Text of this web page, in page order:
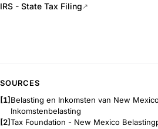
IRS - State Tax Filing ↗
SOURCES
[1] Belasting en Inkomsten van New
Inkomstenbelasting
[2]Tax Foundation - New Mexico